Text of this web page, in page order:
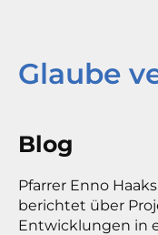
Glaube
Blog
Pfarrer Enno
berichtet über
Entwicklungen in